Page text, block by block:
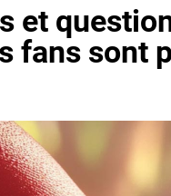
et
fans sont